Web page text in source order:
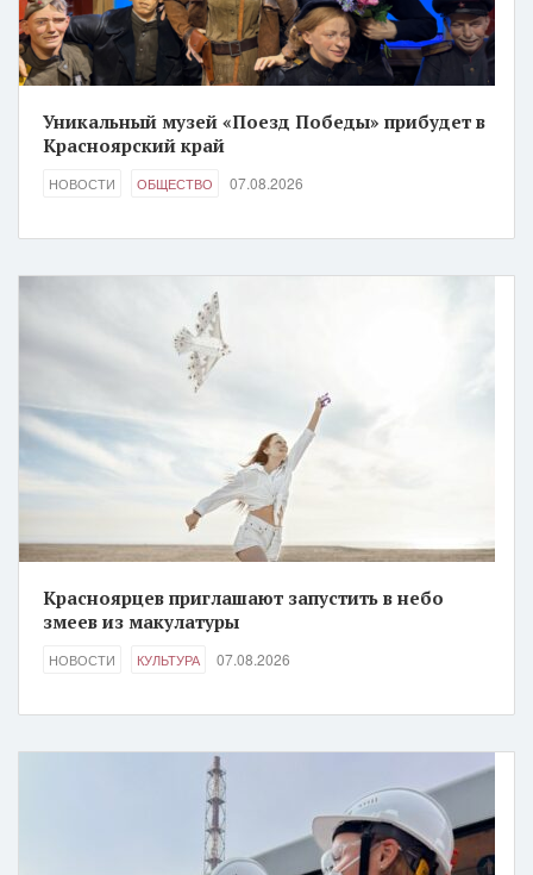
Уникальный музей «Поезд Победы» прибудет в
Красноярский край
НОВОСТИ ОБЩЕСТВО 07.08.2026
Красноярцев приглашают запустить в небо
змеев из макулатуры
НОВОСТИ КУЛЬТУРА 07.08.2026